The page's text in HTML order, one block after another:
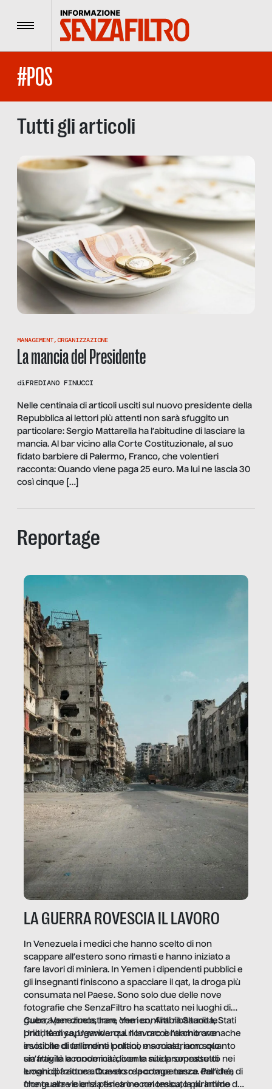
Menu
#POS
Tutti gli articoli
MANAGEMENT,ORGANIZZAZIONE
La mancia del Presidente
diFREDIANO FINUCCI
Nelle centinaia di articoli usciti sul nuovo presidente della
Repubblica ai lettori più attenti non sarà sfuggito un
particolare: Sergio Mattarella ha l’abitudine di lasciare la
mancia. Al bar vicino alla Corte Costituzionale, al suo
fidato barbiere di Palermo, Franco, che volentieri
racconta: Quando viene paga 25 euro. Ma lui ne lascia 30
così cinque […]
Reportage
LA GUERRA ROVESCIA IL LAVORO
In Venezuela i medici che hanno scelto di non
scappare all’estero sono rimasti e hanno iniziato a
fare lavori di miniera. In Yemen i dipendenti pubblici e
gli insegnanti finiscono a spacciare il qat, la droga più
consumata nel Paese. Sono solo due delle nove
fotografie che SenzaFiltro ha scattato nei luoghi di
guerra per dimostrare che i conflitti ribaltano le
priorità di sopravvivenza. Il lavoro è l’architrave
invisibile di un ordine politico e sociale, non solo
un’attività economica: diventa nitida soprattutto nei
luoghi di frattura. Questo reportage nasce dall’idea
che guerre e crisi penetrino nel tessuto più intimo
Cuba, Venezuela, Iran, Yemen, Arabia Saudita, Stati
Uniti, Kenya, Uganda: qui non raccontiamo cronache
esotiche di fallimenti lontani, ma mostriamo quanto
sia fragile la modernità, con le sue promesse di
emancipazione attraverso la competenza. Perché, di
fronte alla violenza fisica o economica, la piramide del